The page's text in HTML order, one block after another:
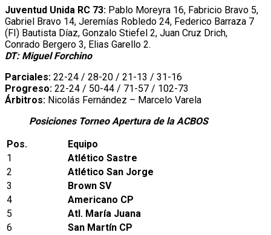
Juventud Unida RC 73: Pablo Moreyra 16, Fabricio Bravo 5,
Gabriel Bravo 14, Jeremías Robledo 24, Federico Barraza 7
(FI) Bautista Díaz, Gonzalo Stiefel 2, Juan Cruz Drich,
Conrado Bergero 3, Elias Garello 2.
DT: Miguel Forchino
Parciales: 22-24 / 28-20 / 21-13 / 31-16
Progreso: 22-24 / 50-44 / 71-57 / 102-73
Árbitros: Nicolás Fernández – Marcelo Varela
Posiciones Torneo Apertura de la ACBOS
Pos.
Equipo
1
Atlético Sastre
2
Atlético San Jorge
3
Brown SV
4
Americano CP
5
Atl. María Juana
6
San Martín CP